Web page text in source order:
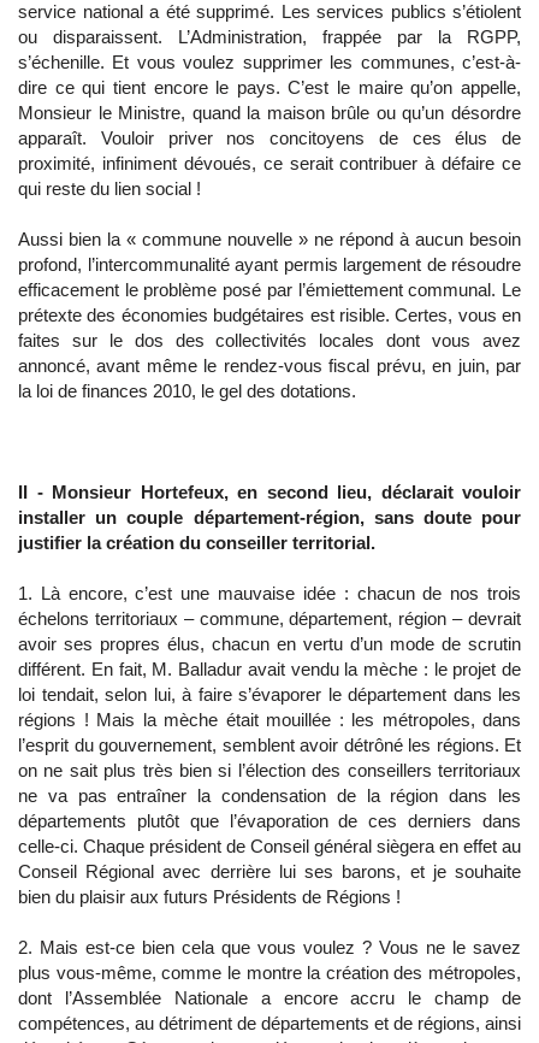
service national a été supprimé. Les services publics s’étiolent
ou disparaissent. L’Administration, frappée par la RGPP,
s’échenille. Et vous voulez supprimer les communes, c’est-à-
dire ce qui tient encore le pays. C’est le maire qu’on appelle,
Monsieur le Ministre, quand la maison brûle ou qu’un désordre
apparaît. Vouloir priver nos concitoyens de ces élus de
proximité, infiniment dévoués, ce serait contribuer à défaire ce
qui reste du lien social !
Aussi bien la « commune nouvelle » ne répond à aucun besoin
profond, l’intercommunalité ayant permis largement de résoudre
efficacement le problème posé par l’émiettement communal. Le
prétexte des économies budgétaires est risible. Certes, vous en
faites sur le dos des collectivités locales dont vous avez
annoncé, avant même le rendez-vous fiscal prévu, en juin, par
la loi de finances 2010, le gel des dotations.
II - Monsieur Hortefeux, en second lieu, déclarait vouloir
installer un couple département-région, sans doute pour
justifier la création du conseiller territorial.
1. Là encore, c’est une mauvaise idée : chacun de nos trois
échelons territoriaux – commune, département, région – devrait
avoir ses propres élus, chacun en vertu d’un mode de scrutin
différent. En fait, M. Balladur avait vendu la mèche : le projet de
loi tendait, selon lui, à faire s’évaporer le département dans les
régions ! Mais la mèche était mouillée : les métropoles, dans
l’esprit du gouvernement, semblent avoir détrôné les régions. Et
on ne sait plus très bien si l’élection des conseillers territoriaux
ne va pas entraîner la condensation de la région dans les
départements plutôt que l’évaporation de ces derniers dans
celle-ci. Chaque président de Conseil général siègera en effet au
Conseil Régional avec derrière lui ses barons, et je souhaite
bien du plaisir aux futurs Présidents de Régions !
2. Mais est-ce bien cela que vous voulez ? Vous ne le savez
plus vous-même, comme le montre la création des métropoles,
dont l’Assemblée Nationale a encore accru le champ de
compétences, au détriment de départements et de régions, ainsi